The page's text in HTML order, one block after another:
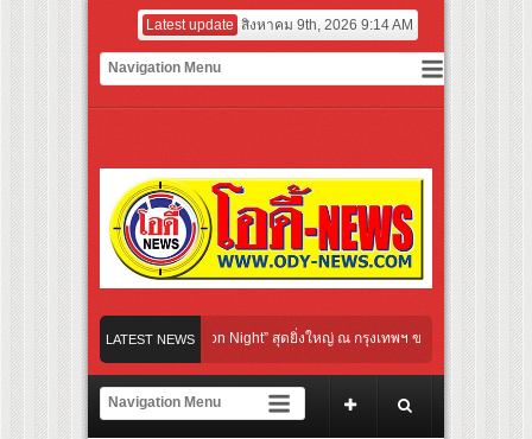
Latest update สิงหาคม 9th, 2026 9:14 AM
LATEST NEWS
Communication Night” สุดยิ่งใหญ่ ณ กรุงเทพฯ ขนทัพศิลปินชั้นนำ พร้อมกาล่าไน
อโรบิกสุดมันส์ ในกิจกรรม “EM-ROBIC DANCE FOR MOM @BENCHASIRI
แห่งปีจาก NUUI Starathon 8.8 “บอส-โนอึล” เปิดประเดิมเคะ-เมะ สุดเซอร์ไพร้ส์วัน